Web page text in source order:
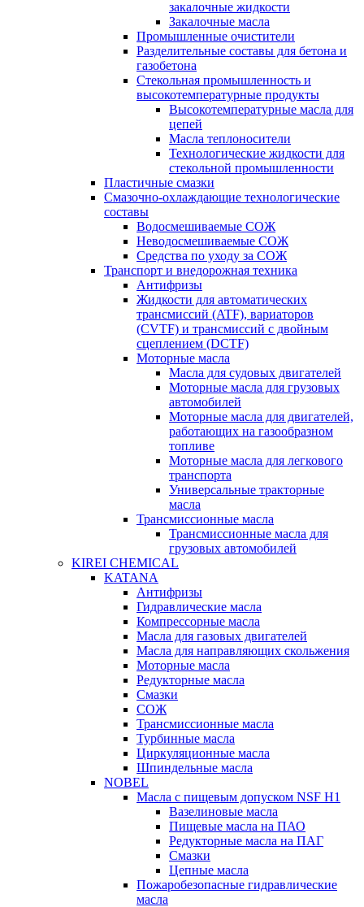
закалочные жидкости
Закалочные масла
Промышленные очистители
Разделительные составы для бетона и
газобетона
Стекольная промышленность и
высокотемпературные продукты
Высокотемпературные масла для
цепей
Масла теплоносители
Технологические жидкости для
стекольной промышленности
Пластичные смазки
Смазочно-охлаждающие технологические
составы
Водосмешиваемые СОЖ
Неводосмешиваемые СОЖ
Средства по уходу за СОЖ
Транспорт и внедорожная техника
Антифризы
Жидкости для автоматических
трансмиссий (ATF), вариаторов
(CVTF) и трансмиссий с двойным
сцеплением (DCTF)
Моторные масла
Масла для судовых двигателей
Моторные масла для грузовых
автомобилей
Моторные масла для двигателей,
работающих на газообразном
топливе
Моторные масла для легкового
транспорта
Универсальные тракторные
масла
Трансмиссионные масла
Трансмиссионные масла для
грузовых автомобилей
KIREI CHEMICAL
KATANA
Антифризы
Гидравлические масла
Компрессорные масла
Масла для газовых двигателей
Масла для направляющих скольжения
Моторные масла
Редукторные масла
Смазки
СОЖ
Трансмиссионные масла
Турбинные масла
Циркуляционные масла
Шпиндельные масла
NOBEL
Масла с пищевым допуском NSF H1
Вазелиновые масла
Пищевые масла на ПАО
Редукторные масла на ПАГ
Смазки
Цепные масла
Пожаробезопасные гидравлические
масла